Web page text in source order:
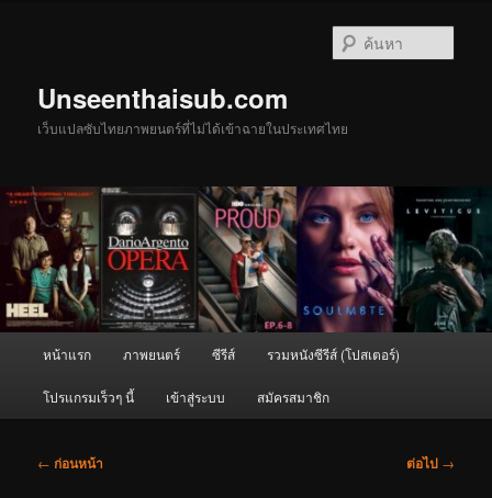
Unseenthaisub.com
เว็บแปลซับไทยภาพยนตร์ที่ไม่ได้เข้าฉายในประเทศไทย
หน้าแรก ภาพยนตร์ ซีรีส์ รวมหนังซีรีส์ (โปสเตอร์)
โปรแกรมเร็วๆ นี้ เข้าสู่ระบบ สมัครสมาชิก
เมนู
← ก่อนหน้า ต่อไป →